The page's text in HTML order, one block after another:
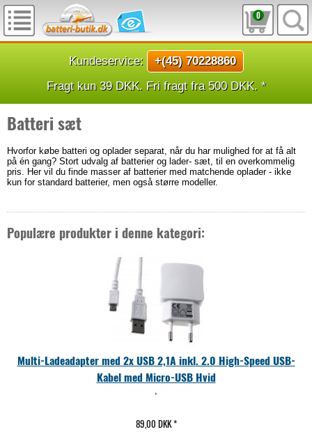
0
Kundeservice:
+(45) 70228860
Fragt kun 39 DKK. Fri fragt fra 500 DKK. *
Batteri sæt
Hvorfor købe batteri og oplader separat, når du har mulighed for at få alt
på én gang? Stort udvalg af batterier og lader- sæt, til en overkommelig
pris. Her vil du finde masser af batterier med matchende oplader - ikke
kun for standard batterier, men også større modeller.
Populære produkter i denne kategori:
Multi-Ladeadapter med 2x USB 2,1A inkl. 2.0 High-Speed USB-
Kabel med Micro-USB Hvid
,
89,00 DKK*